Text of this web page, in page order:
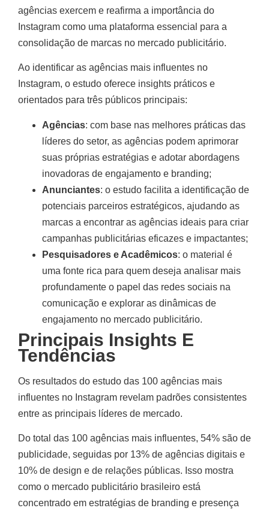
agências exercem e reafirma a importância do
Instagram como uma plataforma essencial para a
consolidação de marcas no mercado publicitário.
Ao identificar as agências mais influentes no
Instagram, o estudo oferece insights práticos e
orientados para três públicos principais:
Agências: com base nas melhores práticas das
líderes do setor, as agências podem aprimorar
suas próprias estratégias e adotar abordagens
inovadoras de engajamento e branding;
Anunciantes: o estudo facilita a identificação de
potenciais parceiros estratégicos, ajudando as
marcas a encontrar as agências ideais para criar
campanhas publicitárias eficazes e impactantes;
Pesquisadores e Acadêmicos: o material é
uma fonte rica para quem deseja analisar mais
profundamente o papel das redes sociais na
comunicação e explorar as dinâmicas de
engajamento no mercado publicitário.
Principais Insights E
Tendências
Os resultados do estudo das 100 agências mais
influentes no Instagram revelam padrões consistentes
entre as principais líderes de mercado.
Do total das 100 agências mais influentes, 54% são de
publicidade, seguidas por 13% de agências digitais e
10% de design e de relações públicas. Isso mostra
como o mercado publicitário brasileiro está
concentrado em estratégias de branding e presença